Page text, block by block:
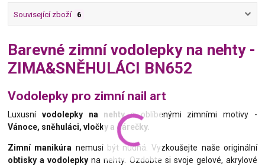
Související zboží 6
Barevné zimní vodolepky na nehty -
ZIMA&SNĚHULÁCI BN652
Vodolepky pro zimní nail art
Luxusní vodolepky na nehtys oblíbenými zimními motivy -
Vánoce, sněhuláci, vločky a dárečky.
Zimní manikúra nemusí být nudná. Vyzkoušejte naše originální
obtisky a vodolepky na nehty. Ozdobte si svoje gelové, akrylové